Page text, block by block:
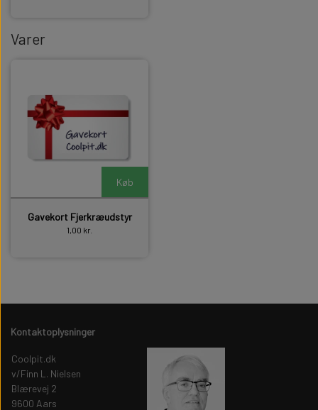
Varer
Køb
Gavekort Fjerkræudstyr
1,00 kr.
Kontaktoplysninger
Coolpit.dk
v/Finn L. Nielsen
Blærevej 2
9600 Aars